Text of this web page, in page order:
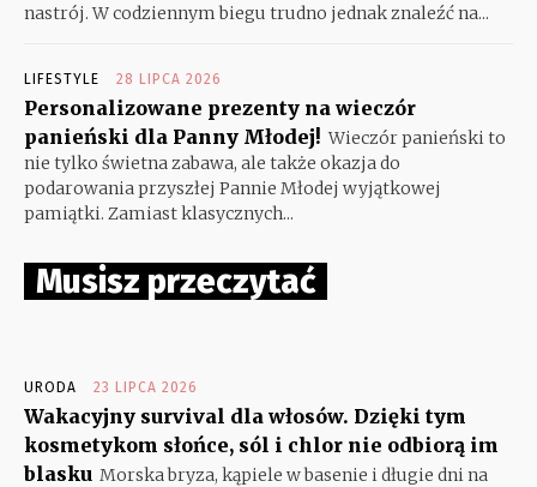
nastrój. W codziennym biegu trudno jednak znaleźć na...
LIFESTYLE 28 LIPCA 2026
Personalizowane prezenty na wieczór
panieński dla Panny Młodej! Wieczór panieński to
nie tylko świetna zabawa, ale także okazja do
podarowania przyszłej Pannie Młodej wyjątkowej
pamiątki. Zamiast klasycznych...
Musisz przeczytać
URODA 23 LIPCA 2026
Wakacyjny survival dla włosów. Dzięki tym
kosmetykom słońce, sól i chlor nie odbiorą im
blasku Morska bryza, kąpiele w basenie i długie dni na